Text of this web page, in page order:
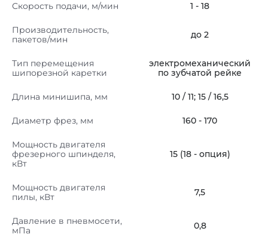
Скорость подачи, м/мин 1 - 18
Производительность,
пакетов/мин
до 2
Тип перемещения
шипорезной каретки
электромеханический
по зубчатой рейке
Длина минишипа, мм 10 / 11; 15 / 16,5
Диаметр фрез, мм 160 - 170
Мощность двигателя
фрезерного шпинделя,
кВт
15 (18 - опция)
Мощность двигателя
пилы, кВт
7,5
Давление в пневмосети,
мПа
0,8